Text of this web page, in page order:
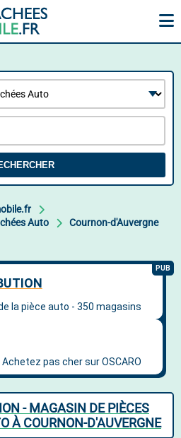
Auto
Cournon-d'Auvergne
- MAGASIN DE PIÈCES
À COURNON-D'AUVERGNE